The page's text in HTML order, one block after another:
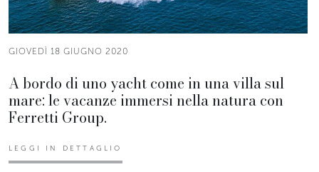
GIOVEDÌ 18 GIUGNO 2020
A bordo di uno yacht come in una villa sul
mare: le vacanze immersi nella natura con
Ferretti Group.
LEGGI IN DETTAGLIO